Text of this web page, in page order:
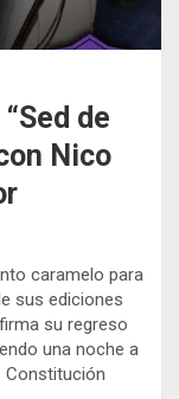
de
Nico
caramelo para
sus ediciones
su regreso
una noche a
Constitución